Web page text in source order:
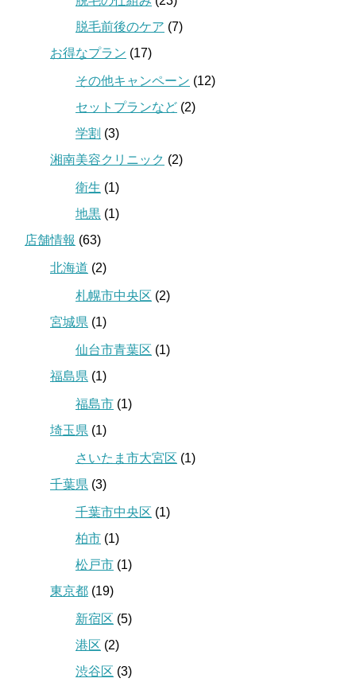
脱毛前後のケア (7)
お得なプラン (17)
その他キャンペーン (12)
セットプランなど (2)
学割 (3)
湘南美容クリニック (2)
衛生 (1)
地黒 (1)
店舗情報 (63)
北海道 (2)
札幌市中央区 (2)
宮城県 (1)
仙台市青葉区 (1)
福島県 (1)
福島市 (1)
埼玉県 (1)
さいたま市大宮区 (1)
千葉県 (3)
千葉市中央区 (1)
柏市 (1)
松戸市 (1)
東京都 (19)
新宿区 (5)
港区 (2)
渋谷区 (3)